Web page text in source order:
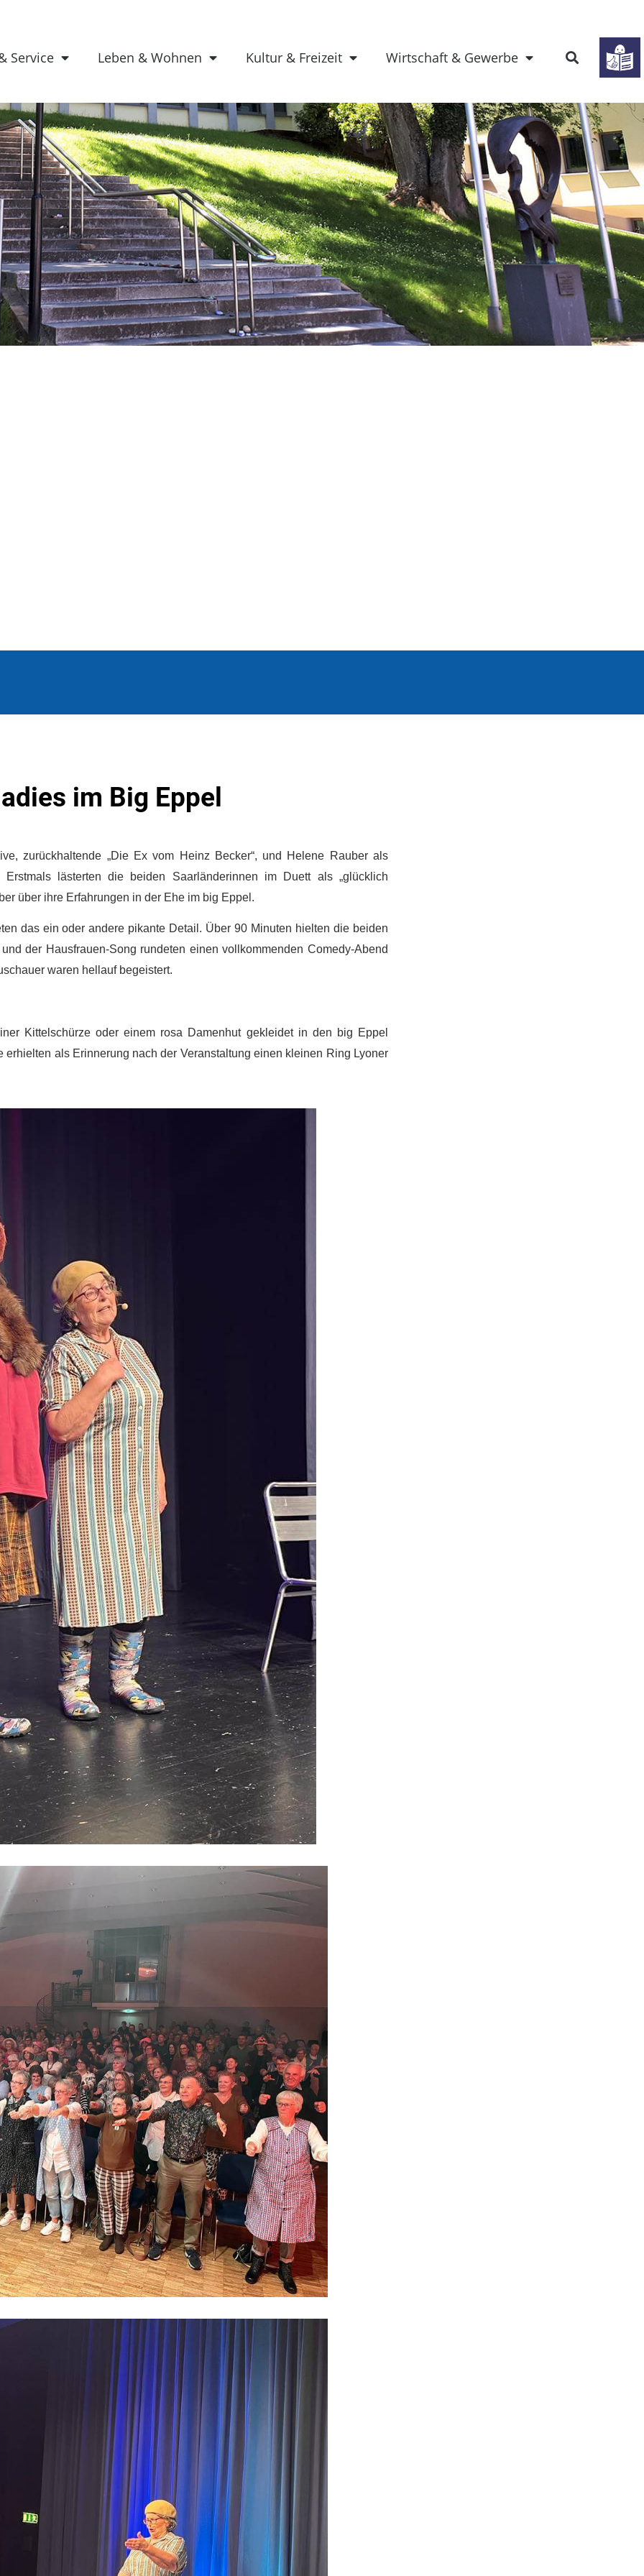
Service Leben & Wohnen Kultur & Freizeit Wirtschaft & Gewerbe
im Big Eppel
zurückhaltende „Die Ex vom Heinz Becker“, und Helene Rauber als
lästerten die beiden Saarländerinnen im Duett als „glücklich
über ihre Erfahrungen in der Ehe im big Eppel.
das ein oder andere pikante Detail. Über 90 Minuten hielten die beiden
der Hausfrauen-Song rundeten einen vollkommenden Comedy-Abend
waren hellauf begeistert.
Kittelschürze oder einem rosa Damenhut gekleidet in den big Eppel
als Erinnerung nach der Veranstaltung einen kleinen Ring Lyoner